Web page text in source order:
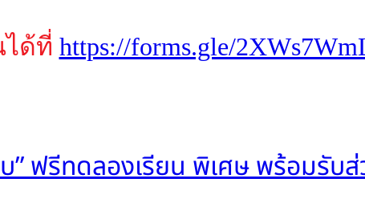
ได้ที่ https://forms.gle/
บ” ฟรีทดลองเรียน พิเศษ พร้อมรั